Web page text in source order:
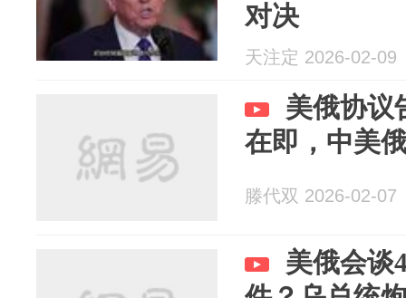
对决
天注定 2026-02-09
美俄协议
在即，中美
滕代双 2026-02-07
美俄会谈